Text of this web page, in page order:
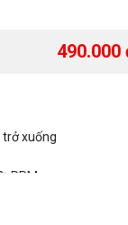
490.000
trở xuống
RPM
mm